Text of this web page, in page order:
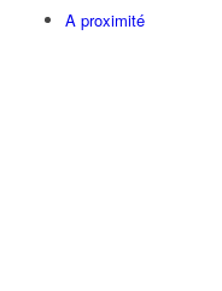
A proximité